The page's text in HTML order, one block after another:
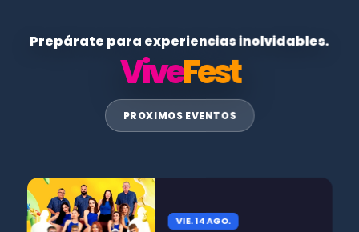
Prepárate para experiencias inolvidables.
ViveFest
PROXIMOS EVENTOS
VIE. 14 AGO.